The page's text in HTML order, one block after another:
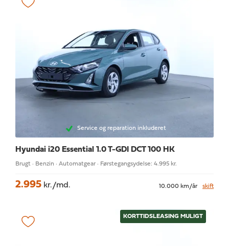
Service og reparation inkluderet
Hyundai i20 Essential 1.0 T-GDI DCT 100 HK
Brugt · Benzin · Automatgear · Førstegangsydelse: 4.995 kr.
2.995 kr./md. 10.000 km/år skift
KORTTIDSLEASING MULIGT